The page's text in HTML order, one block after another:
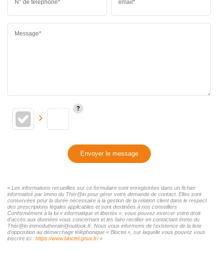
N° de téléphone* email*
Message*
Envoyer le message
« Les informations recueillies sur ce formulaire sont enregistrées dans un fichier
informatisé par Immo du Thér@in pour gérer votre demande de contact. Elles sont
conservées pour la durée nécessaire à la gestion de la relation client dans le respect
des prescriptions légales applicables et sont destinées à nos conseillers
Conformément à la loi « informatique et libertés », vous pouvez exercer votre droit
d'accès aux données vous concernant et les faire rectifier en contactant Immo du
Thér@in immodutherain@outlook.fr. Nous vous informons de l'existence de la liste
d'opposition au démarchage téléphonique « Bloctel », sur laquelle vous pouvez vous
inscrire ici : https://www.bloctel.gouv.fr/»